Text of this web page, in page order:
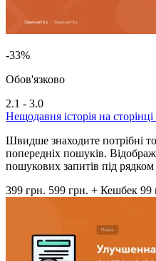
-33%
Обов'язково
2.1 - 3.0
Нещодавня історія на
Швидше знаходите потрібні
попередніх пошуків.
пошукових запитів під
399 грн. 599 грн. + Кешбек 99